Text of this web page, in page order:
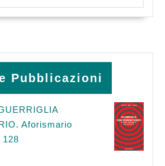
Pubblicazioni
Aforismario
128